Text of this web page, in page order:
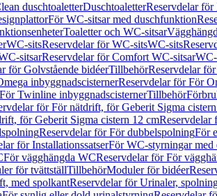
duschtoaletterDuschtoaletterReservdelar för
För WC-sitsar med duschfunktion
Toaletter och WC-sitsar
WC-sitsReservdelar för WC-sitsWC-sits
sitsarReservdelar för Comfort WC-sitsar
för Golvstående bidéerTillbehörReservdelar
inbyggnadscisternerReservdelar för För
Twinline inbyggnadscisternerTillbehör
för För nätdrift, för Geberit Sigma
för Geberit Sigma cistern 12 cmReservdelar
Reservdelar för För dubbelspolningFör
för InstallationssatserFör WC-styrningar
För vägghängda WCReservdelar för För
för tvättställTillbehörModuler för bidéer
med spolkantReservdelar för Urinaler,